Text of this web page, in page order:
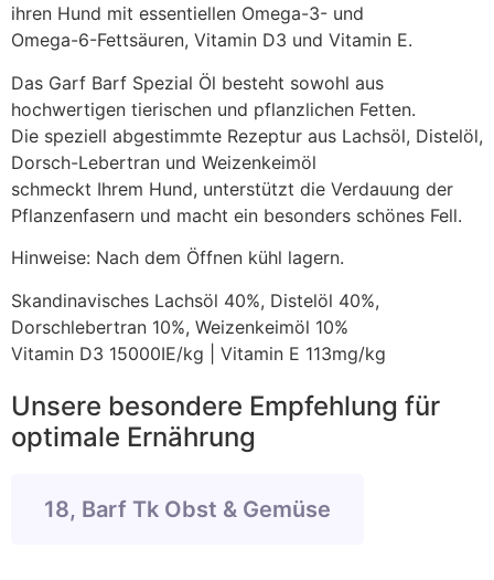
ihren Hund mit essentiellen Omega-3- und
Omega-6-Fettsäuren, Vitamin D3 und Vitamin E.
Das Garf Barf Spezial Öl besteht sowohl aus
hochwertigen tierischen und pflanzlichen Fetten.
Die speziell abgestimmte Rezeptur aus Lachsöl, Distelöl,
Dorsch-Lebertran und Weizenkeimöl
schmeckt Ihrem Hund, unterstützt die Verdauung der
Pflanzenfasern und macht ein besonders schönes Fell.
Hinweise: Nach dem Öffnen kühl lagern.
Skandinavisches Lachsöl 40%, Distelöl 40%,
Dorschlebertran 10%, Weizenkeimöl 10%
Vitamin D3 15000IE/kg | Vitamin E 113mg/kg
Unsere besondere Empfehlung für
optimale Ernährung
18, Barf Tk Obst & Gemüse